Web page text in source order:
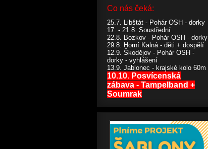
Co nás čeká:
25.7. Libštát - Pohár OSH - dorky
17. - 21.8. Soustřední
22.8. Bozkov - Pohár OSH - dorky
29.8. Horní Kalná - děti + dospělí
12.9. Škodějov - Pohár OSH -
dorky - vyhlášení
13.9. Jablonec - krajské kolo 60m
10.10. Posvícenská
zábava - Tampelband +
Soumrak